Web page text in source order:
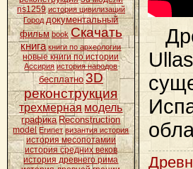
ns1259 история цивилизаций
Город документальный
фильм book Скачать
книга книги по археологии
новые книги по истории
Ассирия история народов
бесплатно 3D
реконструкция
трехмерная модель
графика Reconstruction
model Египет византия история
история месопотамии
история средних веков
история древнего рима